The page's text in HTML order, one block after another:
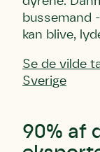
bussemand
kan blive,
Se de vilde
Sverige
90% af